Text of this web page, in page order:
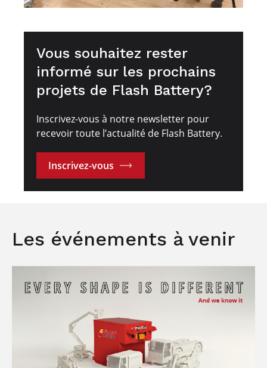
Vous souhaitez rester
informé sur les prochains
projets de Flash Battery?
Inscrivez-vous à notre newsletter pour
recevoir toute l’actualité de Flash Battery.
Inscrivez-vous
Les événements à venir